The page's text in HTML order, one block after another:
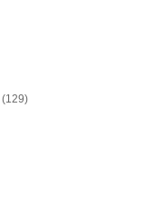
(129)